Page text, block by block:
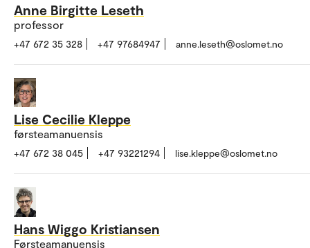
Anne Birgitte Leseth
professor
+47 672 35 328 +47 97684947 anne.leseth@oslomet.no
Lise Cecilie Kleppe
førsteamanuensis
+47 672 38 045 +47 93221294 lise.kleppe@oslomet.no
Hans Wiggo Kristiansen
Førsteamanuensis